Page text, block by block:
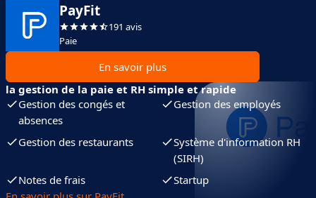
PayFit
191 avis
Paie
En savoir plus
la gestion de la paie et RH simple et rapide
Gestion des congés et
absences
Gestion des employés
Gestion des restaurants
Système d'information RH
(SIRH)
Notes de frais
Startup